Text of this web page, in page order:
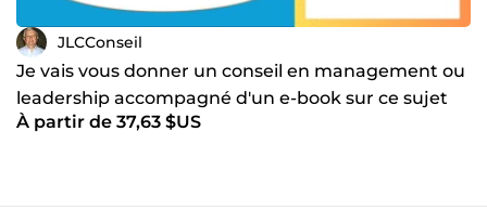
JLCConseil
Je vais vous donner un conseil en management ou
leadership accompagné d'un e-book sur ce sujet
À partir de 37,63 $US